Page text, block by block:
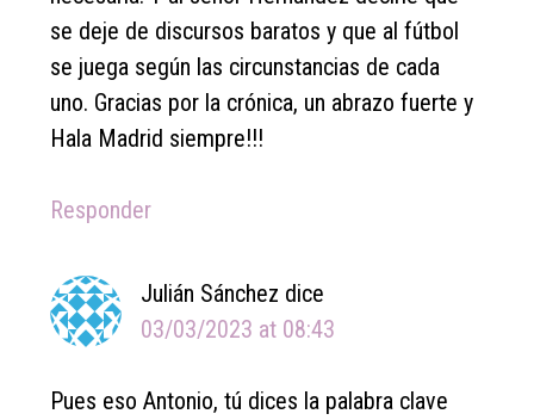
se deje de discursos baratos y que al fútbol
se juega según las circunstancias de cada
uno. Gracias por la crónica, un abrazo fuerte y
Hala Madrid siempre!!!
Responder
Julián Sánchez dice
03/03/2023 at 08:43
Pues eso Antonio, tú dices la palabra clave